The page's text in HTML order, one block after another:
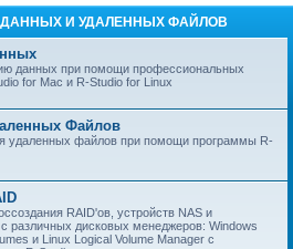
r
И УДАЛЕННЫХ ФАЙЛОВ
данных при помощи профессиональных
for Mac и R-Studio for Linux
Файлов
удаленных файлов при помощи программы R-
RAID'ов, устройств NAS и
различных дисковых менеджеров: Windows
и Linux Logical Volume Manager с